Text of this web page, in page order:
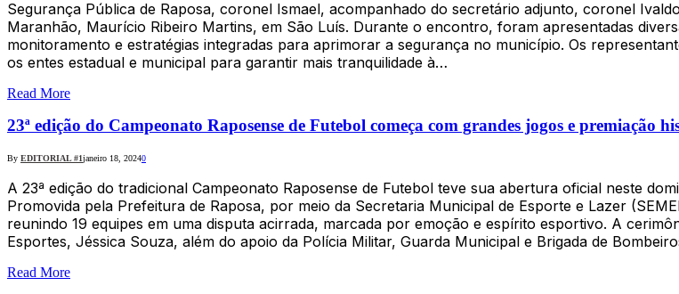
Segurança Pública de Raposa, coronel Ismael, acompanhado do secretário adjunto, coronel
Maranhão, Maurício Ribeiro Martins, em São Luís. Durante o encontro, foram apresentadas
monitoramento e estratégias integradas para aprimorar a segurança no município. Os
os entes estadual e municipal para garantir mais tranquilidade à…
Read More
23ª edição do Campeonato Raposense de Futebol começa com grandes jogos e premiação
By EDITORIAL #1janeiro 18, 20240
A 23ª edição do tradicional Campeonato Raposense de Futebol teve sua abertura oficial neste
Promovida pela Prefeitura de Raposa, por meio da Secretaria Municipal de Esporte e Lazer
reunindo 19 equipes em uma disputa acirrada, marcada por emoção e espírito esportivo. A
Esportes, Jéssica Souza, além do apoio da Polícia Militar, Guarda Municipal e Brigada de
Read More